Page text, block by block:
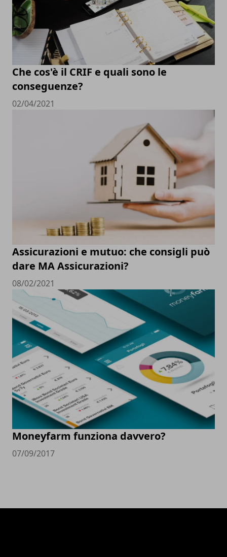
Che cos'è il CRIF e quali sono le
conseguenze?
02/04/2021
Assicurazioni e mutuo: che consigli può
dare MA Assicurazioni?
08/02/2021
Moneyfarm funziona davvero?
07/09/2017